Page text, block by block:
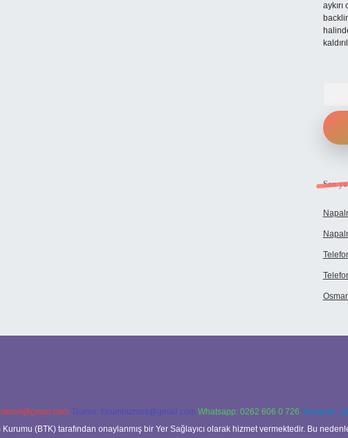
Son
Teams: forumhizmeti@gmail.com Whatsapp: 0262 606 0 726 Telegram:
(BTK) tarafından onaylanmış bir Yer Sağlayıcı olarak hizmet vermektedir. Bu